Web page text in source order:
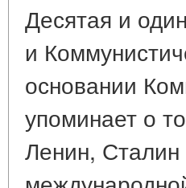
Десятая и
и
основании
упоминает о
Ленин,